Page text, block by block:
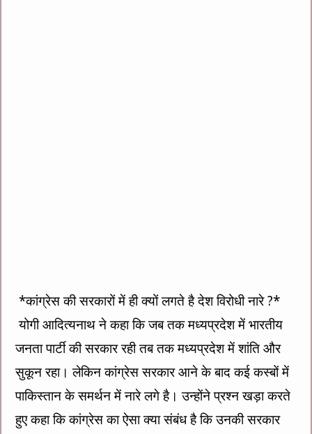
*कांग्रेस की सरकारों में ही क्यों लगते है देश विरोधी नारे ?*
योगी आदित्यनाथ ने कहा कि जब तक मध्यप्रदेश में भारतीय
जनता पार्टी की सरकार रही तब तक मध्यप्रदेश में शांति और
सुकून रहा। लेकिन कांग्रेस सरकार आने के बाद कई कस्बों में
पाकिस्तान के समर्थन में नारे लगे है। उन्होंने प्रश्न खड़ा करते
हुए कहा कि कांग्रेस का ऐसा क्या संबंध है कि उनकी सरकार